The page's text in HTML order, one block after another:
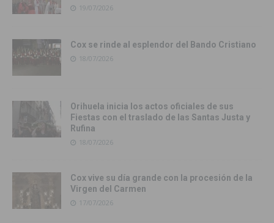
19/07/2026
Cox se rinde al esplendor del Bando Cristiano
18/07/2026
Orihuela inicia los actos oficiales de sus
Fiestas con el traslado de las Santas Justa y
Rufina
18/07/2026
Cox vive su día grande con la procesión de la
Virgen del Carmen
17/07/2026